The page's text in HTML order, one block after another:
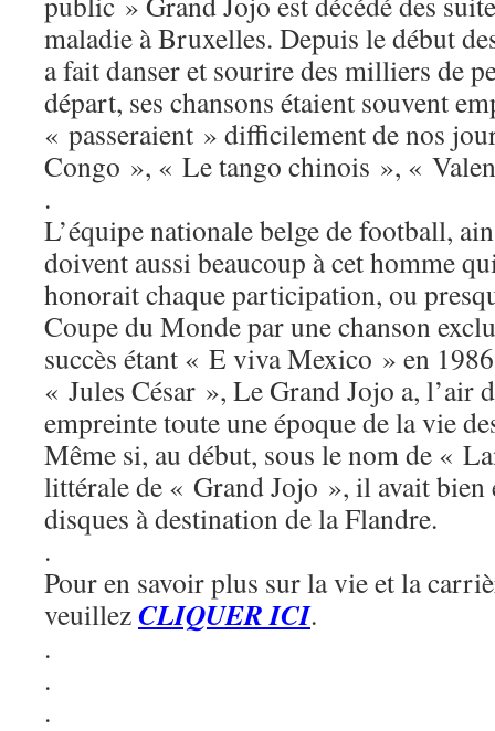
maladie à Bruxelles. Depuis le début
a fait danser et sourire des milliers de
départ, ses chansons étaient souvent
« passeraient » difficilement de nos
Congo », « Le tango chinois », «
.
L’équipe nationale belge de football,
doivent aussi beaucoup à cet homme
honorait chaque participation, ou
Coupe du Monde par une chanson
succès étant « E viva Mexico » en
« Jules César », Le Grand Jojo a, l’air
empreinte toute une époque de la vie
Même si, au début, sous le nom de «
littérale de « Grand Jojo », il avait bien
disques à destination de la Flandre.
.
Pour en savoir plus sur la vie et la
veuillezCLIQUER ICI.
.
.
.